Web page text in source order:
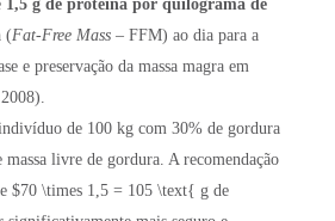
1,5 g de proteína por quilograma de
(Fat-Free Mass – FFM) ao dia para a
e preservação da massa magra em
de 100 kg com 30% de gordura
livre de gordura. A recomendação
$70 \times 1,5 = 105 \text{ g de